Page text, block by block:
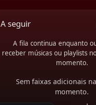
A seguir
A fila continua enquanto
receber músicas ou playlists
momento.
Sem faixas adicionais
momento.